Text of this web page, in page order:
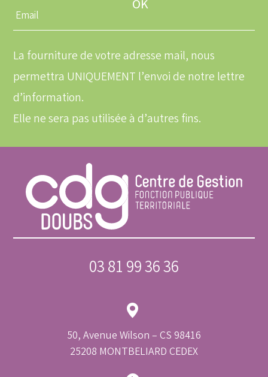
Entrez
une
email
La fourniture de votre adresse mail, nous
permettra UNIQUEMENT l’envoi de notre lettre
d’information.
Elle ne sera pas utilisée à d’autres fins.
03 81 99 36 36
50, Avenue Wilson – CS 98416
25208 MONTBELIARD CEDEX